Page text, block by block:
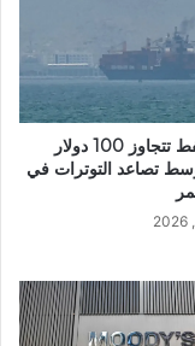
أسعار النفط تتجاوز 100 دولار
تصاعد التوترات في